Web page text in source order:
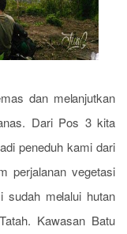
dan melanjutkan
Dari Pos 3 kita
peneduh kami dari
perjalanan vegetasi
sudah melalui hutan
Kawasan Batu